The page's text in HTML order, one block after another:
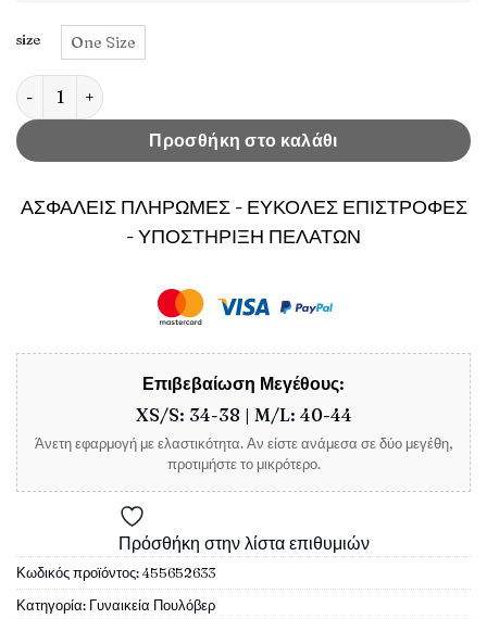
size One Size
Γυναικείο Πουλόβερ Sage Μπεζ με Μαύρο Πλισέ ποσότητα
Προσθήκη στο καλάθι
ΑΣΦΑΛΕΙΣ ΠΛΗΡΩΜΕΣ - ΕΥΚΟΛΕΣ ΕΠΙΣΤΡΟΦΕΣ
- ΥΠΟΣΤΗΡΙΞΗ ΠΕΛΑΤΩΝ
Επιβεβαίωση Μεγέθους:
XS/S: 34-38 | M/L: 40-44
Άνετη εφαρμογή με ελαστικότητα. Αν είστε ανάμεσα σε δύο μεγέθη,
προτιμήστε το μικρότερο.
Πρόσθήκη στην λίστα επιθυμιών
Κωδικός προϊόντος:455652633
Κατηγορία: Γυναικεία Πουλόβερ